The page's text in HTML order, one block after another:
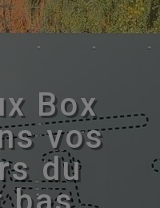
Box
vos
du